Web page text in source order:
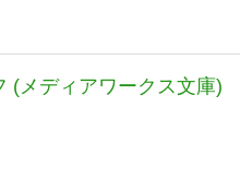
(メディアワークス文庫)